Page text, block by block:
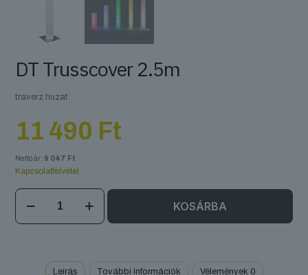
DT Trusscover 2.5m
traverz huzat
11 490 Ft
Nettó ár: 9 047 Ft
Kapcsolatfelvétel
DT
Trusscover
2.5m
KOSÁRBA
Leírás További információk Vélemények 0